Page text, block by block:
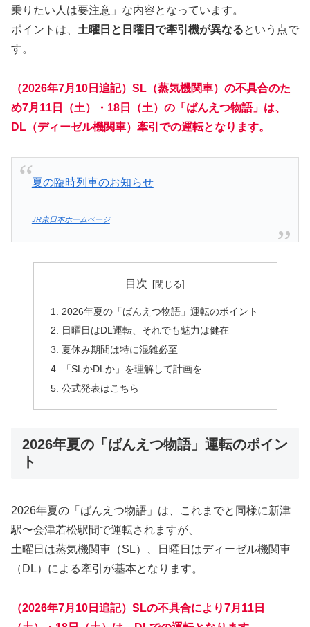
乗りたい人は要注意」な内容となっています。
ポイントは、 土曜日と日曜日で牽引機が異なるという点で
す。
（2026年7月10日追記）SL（蒸気機関車）の不具合のた
め7月11日（土）・18日（土）の「ばんえつ物語」は、
DL（ディーゼル機関車）牽引での運転となります。
夏の臨時列車のお知らせ
JR東日本ホームページ
目次
2026年夏の「ばんえつ物語」運転のポイント
日曜日はDL運転、それでも魅力は健在
夏休み期間は特に混雑必至
「SLかDLか」を理解して計画を
公式発表はこちら
2026年夏の「ばんえつ物語」運転のポイン
ト
2026年夏の「ばんえつ物語」は、これまでと同様に新津
駅〜会津若松駅間で運転されますが、
土曜日は蒸気機関車（SL）、日曜日はディーゼル機関車
（DL）による牽引が基本となります。
（2026年7月10日追記）SLの不具合により7月11日